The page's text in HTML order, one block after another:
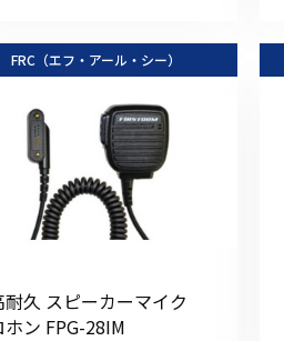
FRC（エフ・アール・シー）
耐久 スピーカーマイク
ホン FPG-28IM